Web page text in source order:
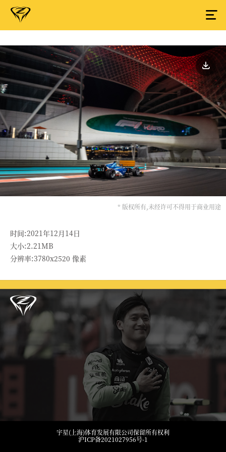
* 版权所有,未经许可不得用于商业用途
时间:2021年12月14日
大小:2.21MB
分辨率:3780x2520 像素
宇星(上海)体育发展有限公司保留所有权利
沪ICP备2021027956号-1